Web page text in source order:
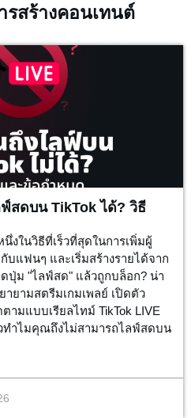
รสร้างคอนเทนต์
สดบน TikTok ได้? วิธี
งในวิธีที่เร็วที่สุดในการเพิ่มผู้
บแฟนๆ และเริ่มสร้างรายได้จาก
ปุ่ม "ไลฟ์สด" แล้วถูกบล็อก? น่า
ยามสตรีมเกมเพลย์ เปิดตัว
มแบบเรียลไทม์ TikTok LIVE
ทำไมคุณถึงไม่สามารถไลฟ์สดบน